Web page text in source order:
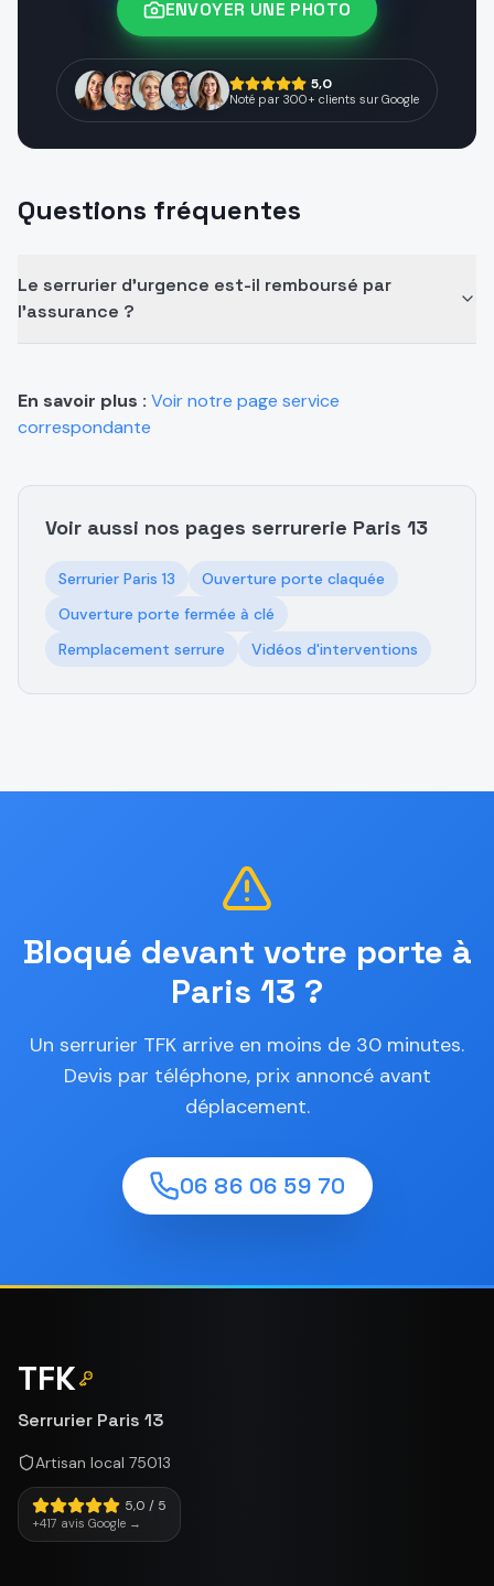
ENVOYER UNE PHOTO
5,0
Noté par 300+ clients sur Google
Questions fréquentes
Le serrurier d'urgence est-il remboursé par
l'assurance ?
En savoir plus : Voir notre page service
correspondante
Voir aussi nos pages serrurerie Paris 13
Serrurier Paris 13
Ouverture porte claquée
Ouverture porte fermée à clé
Remplacement serrure
Vidéos d'interventions
Bloqué devant votre porte à
Paris 13 ?
Un serrurier TFK arrive en moins de 30 minutes.
Devis par téléphone, prix annoncé avant
déplacement.
06 86 06 59 70
TFK
Serrurier Paris 13
Artisan local 75013
5,0 / 5
+417 avis Google →